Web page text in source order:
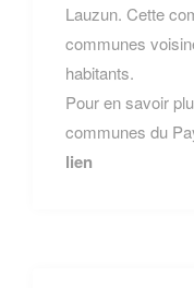
Lauzun. Cette
communes
habitants.
Pour en savoir
communes du
lien